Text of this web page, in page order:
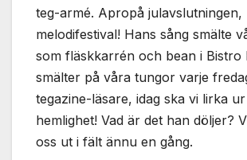
teg-armé. Apropå julavslutningen,
melodifestival! Hans sång smälte
som fläskkarrén och bean i Bistro
smälter på våra tungor varje
tegazine-läsare, idag ska vi lirka
hemlighet! Vad är det han döljer?
oss ut i fält ännu en gång.